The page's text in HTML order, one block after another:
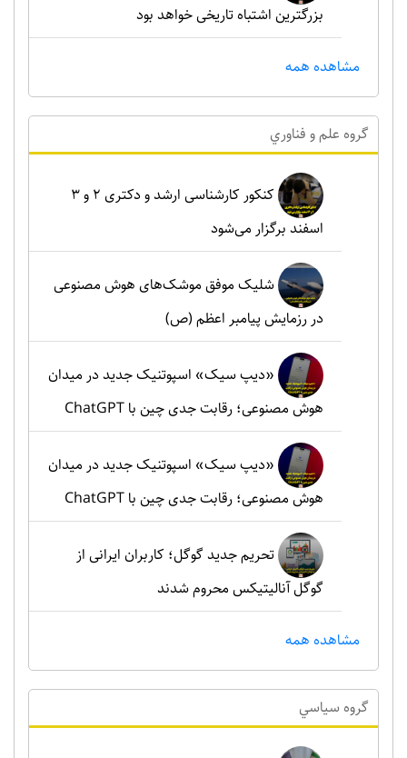
بزرگترین اشتباه تاریخی خواهد بود
مشاهده همه
گروه علم و فناوري
کنکور کارشناسی ارشد و دکتری ۲ و ۳
اسفند برگزار می‌شود
شلیک موفق موشک‌های هوش مصنوعی
در رزمایش پیامبر اعظم (ص)
«دیپ سیک» اسپوتنیک جدید در میدان
هوش مصنوعی؛ رقابت جدی چین با ChatGPT
«دیپ سیک» اسپوتنیک جدید در میدان
هوش مصنوعی؛ رقابت جدی چین با ChatGPT
تحریم جدید گوگل؛ کاربران ایرانی از
گوگل آنالیتیکس محروم شدند
مشاهده همه
گروه سياسي